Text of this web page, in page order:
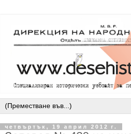
четвъртък, 19 април 2012 г.